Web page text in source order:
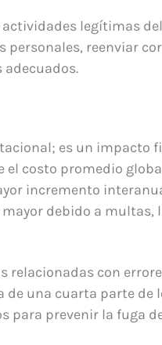
actividades legítimas
reenviar
es un impacto
el costo promedio
incremento
debido a multas,
relacionadas con
de una cuarta parte de
para prevenir la fuga